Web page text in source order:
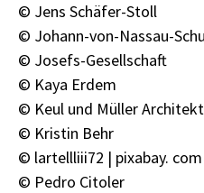
© Jens Schäfer-Stoll
© Johann-von-Nassau-
© Josefs-Gesellschaft
© Kaya Erdem
© Keul und Müller
© Kristin Behr
© lartellliii72 | pixabay. com
© Pedro Citoler